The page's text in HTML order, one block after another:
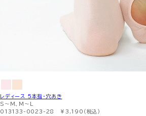
レディース 5本指・穴あき
S〜M、M〜L
013133-0023-28 ￥3,190（税込）